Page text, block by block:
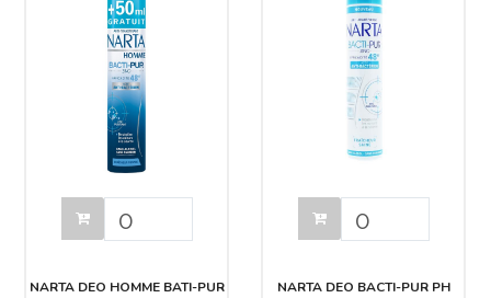
NARTA DEO HOMME BATI-PUR
NARTA DEO BACTI-PUR PH